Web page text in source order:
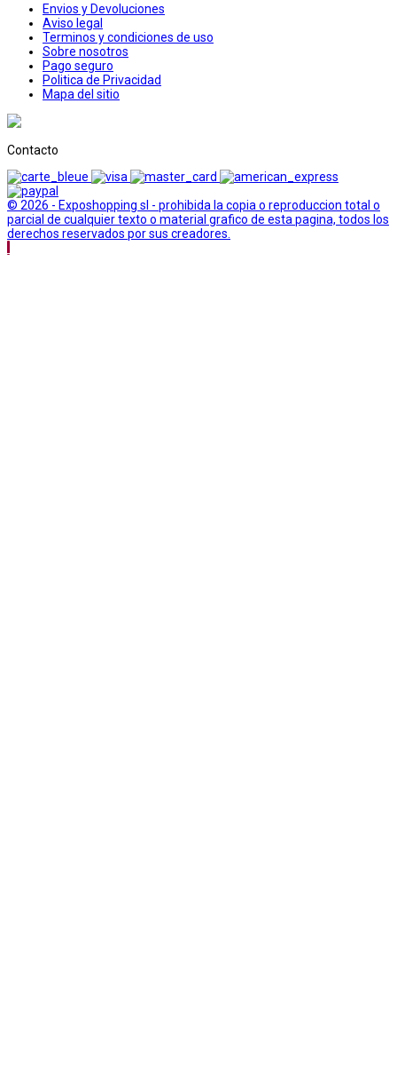
Envios y Devoluciones
Aviso legal
Terminos y condiciones de uso
Sobre nosotros
Pago seguro
Politica de Privacidad
Mapa del sitio
Contacto
© 2026 - Exposhopping sl - prohibida la copia o reproduccion total o
parcial de cualquier texto o material grafico de esta pagina, todos los
derechos reservados por sus creadores.